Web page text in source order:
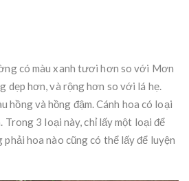
có màu xanh tươi hơn so với Mơn
dẹp hơn, và rộng hơn so với lá hẹ.
hồng và hồng đậm. Cánh hoa có loại
Trong 3 loại này, chỉ lấy một loại để
phải hoa nào cũng có thể lấy để luyện